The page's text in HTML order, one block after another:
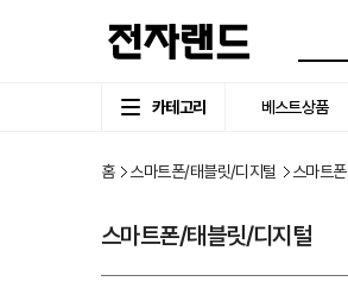
카테고리 베스트상품
홈 스마트폰/태블릿/디지털 스마트폰
스마트폰/태블릿/디지털